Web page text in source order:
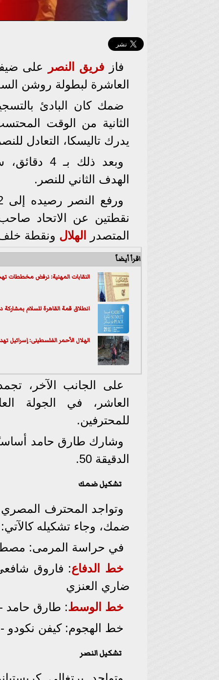
فاز فريق النصر
على
العاشرة لبطولة روشن
ضمك كان البادئ
الثانية من الوقت
يدرك تاليسكا، التعادل
وبعد ذلك بـ 4 دقائق، سجل النجم البرتغالي
الهدف الثاني للنصر.
نقطتين عن الاتحاد
المتصدر
الهلال ونقطة
اقرأ أيضاً
النقابات المهنية: نرفض مخططات
انطلاق قمة القاهرة للسلام
الهلال الأحمر الفلسطينى:
العاشر، في الجولة
للمحترفين.
وشارك طارق حامد
الدقيقة 50.
تشكيل ضمك
وتواجد المحترف
ضمك، وجاء تشكيله كالآتي:
في حراسة المرمى:
خط الدفاع: فاروق
ضاري العنزي
خط الوسط: طارق حامد -
خط الهجوم: كيفن نكودو
تشكيل النصر